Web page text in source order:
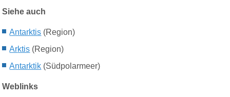
Siehe auch
Antarktis (Region)
Arktis (Region)
Antarktik (Südpolarmeer)
Weblinks